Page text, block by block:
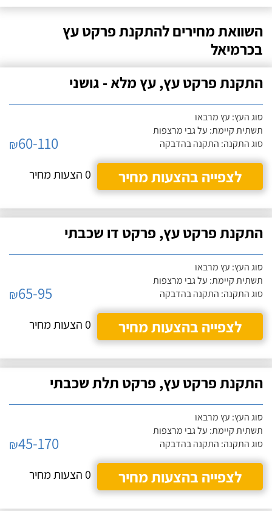
השוואת מחירים להתקנת פרקט עץ
בכרמיאל
התקנת פרקט עץ, עץ מלא - גושני
סוג העץ: עץ מרבאו
תשתית קיימת: על גבי מרצפות
סוג התקנה: התקנה בהדבקה
₪60-110
לצפייה בהצעות מחיר
0 הצעות מחיר
התקנת פרקט עץ, פרקט דו שכבתי
סוג העץ: עץ מרבאו
תשתית קיימת: על גבי מרצפות
סוג התקנה: התקנה בהדבקה
₪65-95
לצפייה בהצעות מחיר
0 הצעות מחיר
התקנת פרקט עץ, פרקט תלת שכבתי
סוג העץ: עץ מרבאו
תשתית קיימת: על גבי מרצפות
סוג התקנה: התקנה בהדבקה
₪45-170
לצפייה בהצעות מחיר
0 הצעות מחיר